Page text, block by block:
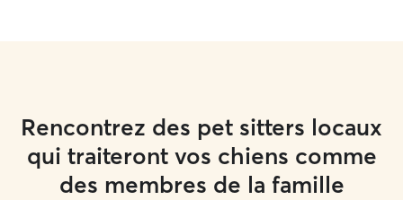
Rencontrez des pet sitters locaux
qui traiteront vos chiens comme
des membres de la famille